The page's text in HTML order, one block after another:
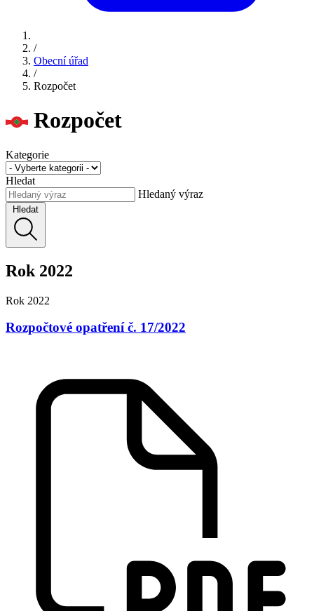
/
Obecní úřad
/
Rozpočet
Rozpočet
Kategorie
Hledat
Hledaný výraz
Hledat
Rok 2022
Rok 2022
Rozpočtové opatření č. 17/2022